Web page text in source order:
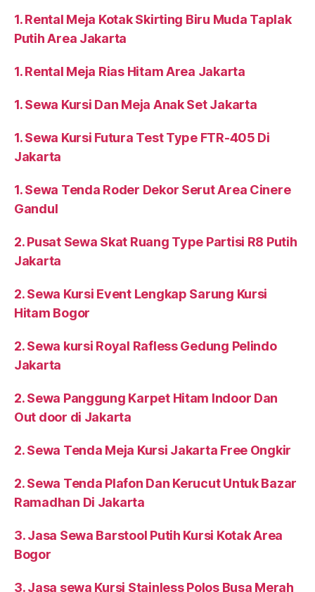
1. Rental Meja Kotak Skirting Biru Muda Taplak
Putih Area Jakarta
1. Rental Meja Rias Hitam Area Jakarta
1. Sewa Kursi Dan Meja Anak Set Jakarta
1. Sewa Kursi Futura Test Type FTR-405 Di
Jakarta
1. Sewa Tenda Roder Dekor Serut Area Cinere
Gandul
2. Pusat Sewa Skat Ruang Type Partisi R8 Putih
Jakarta
2. Sewa Kursi Event Lengkap Sarung Kursi
Hitam Bogor
2. Sewa kursi Royal Rafless Gedung Pelindo
Jakarta
2. Sewa Panggung Karpet Hitam Indoor Dan
Out door di Jakarta
2. Sewa Tenda Meja Kursi Jakarta Free Ongkir
2. Sewa Tenda Plafon Dan Kerucut Untuk Bazar
Ramadhan Di Jakarta
3. Jasa Sewa Barstool Putih Kursi Kotak Area
Bogor
3. Jasa sewa Kursi Stainless Polos Busa Merah